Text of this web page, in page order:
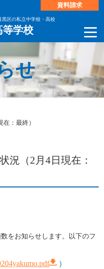
黒区の私立中学校・高校
等学校
資料請求
せ
：最終）
況（2月4日現在：
をお知らせします。以下のフ
）